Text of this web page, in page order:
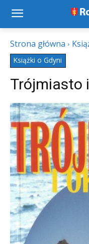
Strona główna
Książki o Gdyni
Trójmiasto